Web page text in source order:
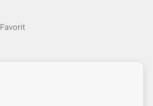
Favorit